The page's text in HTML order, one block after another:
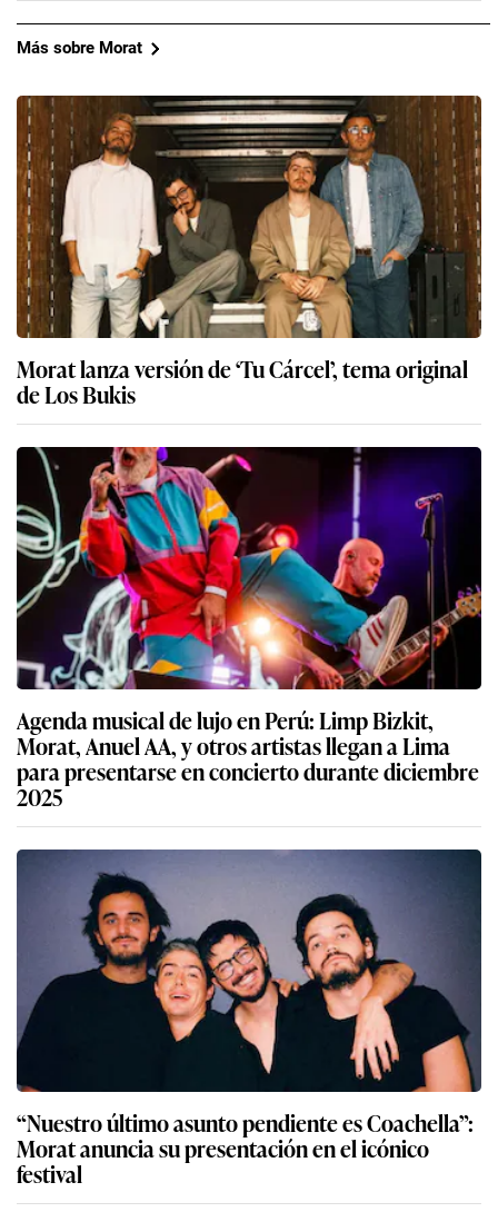
Más sobre Morat
Morat lanza versión de ‘Tu Cárcel’, tema original
de Los Bukis
Agenda musical de lujo en Perú: Limp Bizkit,
Morat, Anuel AA, y otros artistas llegan a Lima
para presentarse en concierto durante diciembre
2025
“Nuestro último asunto pendiente es Coachella”:
Morat anuncia su presentación en el icónico
festival